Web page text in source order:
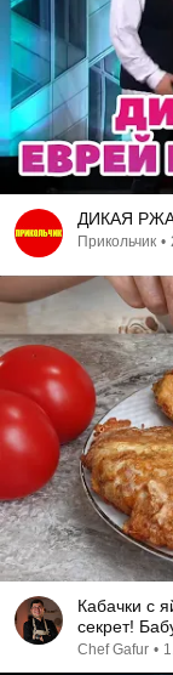
ДИКАЯ
Прикольчик •
Кабачки с
секрет!
минут
Chef Gafur •